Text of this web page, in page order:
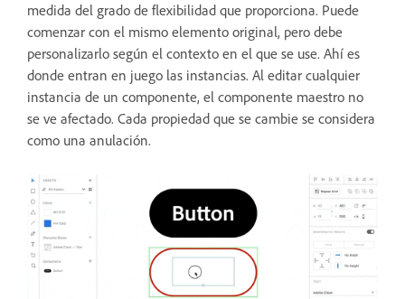
medida del grado de flexibilidad que proporciona. Puede
comenzar con el mismo elemento original, pero debe
personalizarlo según el contexto en el que se use. Ahí es
donde entran en juego las instancias. Al editar cualquier
instancia de un componente, el componente maestro no
se ve afectado. Cada propiedad que se cambie se considera
como una anulación.